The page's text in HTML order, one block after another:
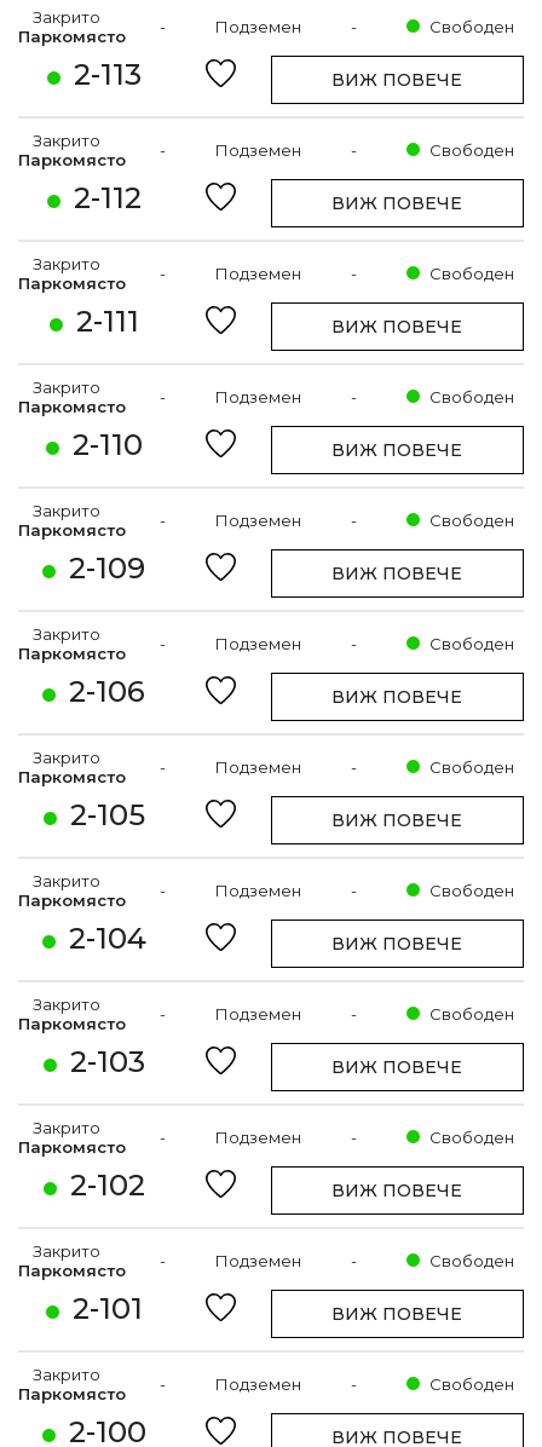
2-113
Закрито
Паркомясто
- Подземен - Свободен
ВИЖ ПОВЕЧЕ
2-112
Закрито
Паркомясто
- Подземен - Свободен
ВИЖ ПОВЕЧЕ
2-111
Закрито
Паркомясто
- Подземен - Свободен
ВИЖ ПОВЕЧЕ
2-110
Закрито
Паркомясто
- Подземен - Свободен
ВИЖ ПОВЕЧЕ
2-109
Закрито
Паркомясто
- Подземен - Свободен
ВИЖ ПОВЕЧЕ
2-106
Закрито
Паркомясто
- Подземен - Свободен
ВИЖ ПОВЕЧЕ
2-105
Закрито
Паркомясто
- Подземен - Свободен
ВИЖ ПОВЕЧЕ
2-104
Закрито
Паркомясто
- Подземен - Свободен
ВИЖ ПОВЕЧЕ
2-103
Закрито
Паркомясто
- Подземен - Свободен
ВИЖ ПОВЕЧЕ
2-102
Закрито
Паркомясто
- Подземен - Свободен
ВИЖ ПОВЕЧЕ
2-101
Закрито
Паркомясто
- Подземен - Свободен
ВИЖ ПОВЕЧЕ
2-100
Закрито
Паркомясто
- Подземен - Свободен
ВИЖ ПОВЕЧЕ